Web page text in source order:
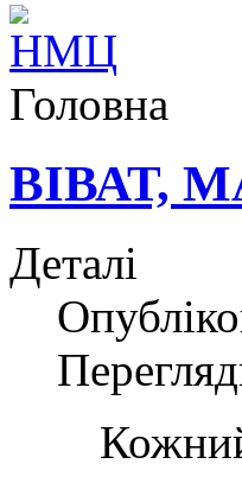
Головна
ВІВАТ,
Деталі
Кожний